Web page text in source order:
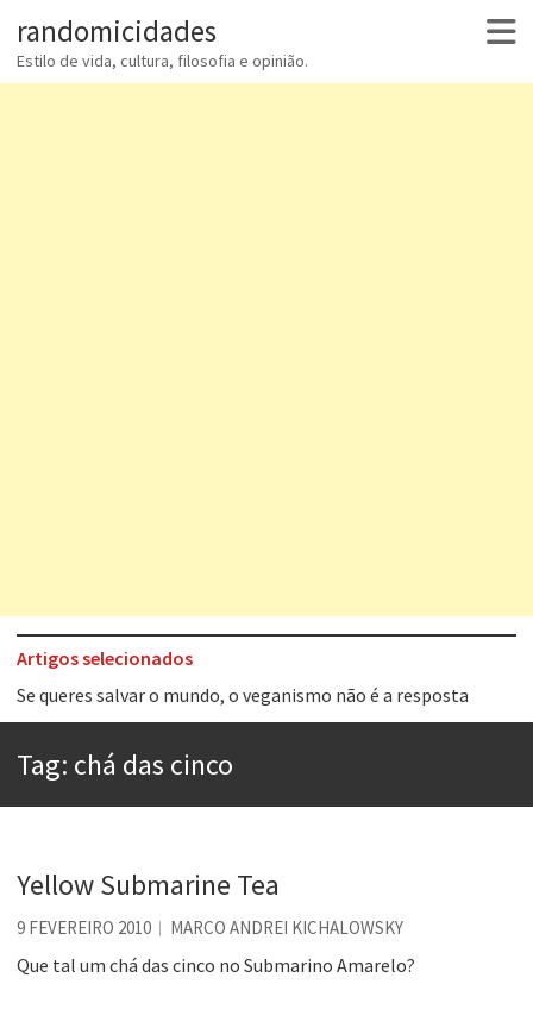
randomicidades
Estilo de vida, cultura, filosofia e opinião.
Artigos selecionados
Tem que filmar isso daí
Aprender a fracassar é o segredo do sucesso
Esse tal de Rock Gaúcho
Os causos de Jorge Luis Borges
Voto obrigatório é correto?
Tag: chá das cinco
Yellow Submarine Tea
9 FEVEREIRO 2010 MARCO ANDREI KICHALOWSKY
Que tal um chá das cinco no Submarino Amarelo?